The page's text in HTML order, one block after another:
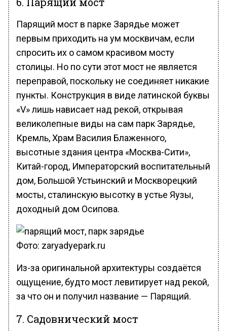
Парящий мост в парке Зарядье может
первым приходить на ум москвичам, если
спросить их о самом красивом мосту
столицы. Но по сути этот мост не является
переправой, поскольку не соединяет никакие
пункты. Конструкция в виде латинской буквы
«V» лишь нависает над рекой, открывая
великолепные виды на сам парк Зарядье,
Кремль, Храм Василия Блаженного,
высотные здания центра «Москва-Сити»,
Китай-город, Императорский воспитательный
дом, Большой Устьинский и Москворецкий
мосты, сталинскую высотку в устье Яузы,
доходный дом Осипова.
Фото: zaryadyepark.ru
Из-за оригинальной архитектуры создаётся
ощущение, будто мост левитирует над рекой,
за что он и получил название — Парящий.
7. Садовнический мост